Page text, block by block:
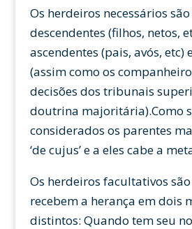
Os herdeiros necessários são
descendentes (filhos, netos,
ascendentes (pais, avós, etc)
(assim como os
decisões dos tribunais
doutrina majoritária).Como
considerados os parentes
‘de cujus’ e a eles cabe a
Os herdeiros facultativos
recebem a herança em dois
distintos: Quando tem seu